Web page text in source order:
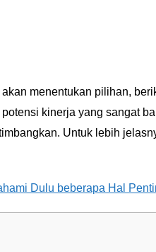
menentukan pilihan,
kinerja yang sangat
Untuk lebih
Dulu beberapa Hal